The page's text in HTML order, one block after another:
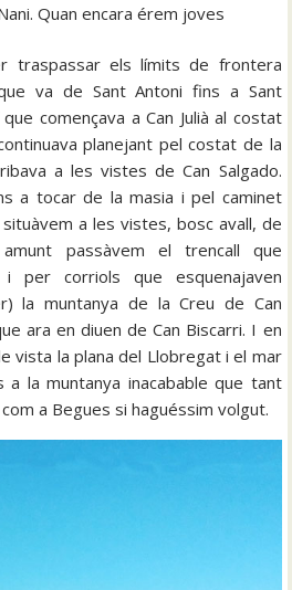
Quan encara érem joves
traspassar els límits de frontera
va de Sant Antoni fins a Sant
començava a Can Julià al costat
planejant pel costat de la
a les vistes de Can Salgado.
a tocar de la masia i pel caminet
a les vistes, bosc avall, de
passàvem el trencall que
per corriols que esquenajaven
la muntanya de la Creu de Can
ara en diuen de Can Biscarri. I en
vista la plana del Llobregat i el mar
a la muntanya inacabable que tant
a Begues si haguéssim volgut.